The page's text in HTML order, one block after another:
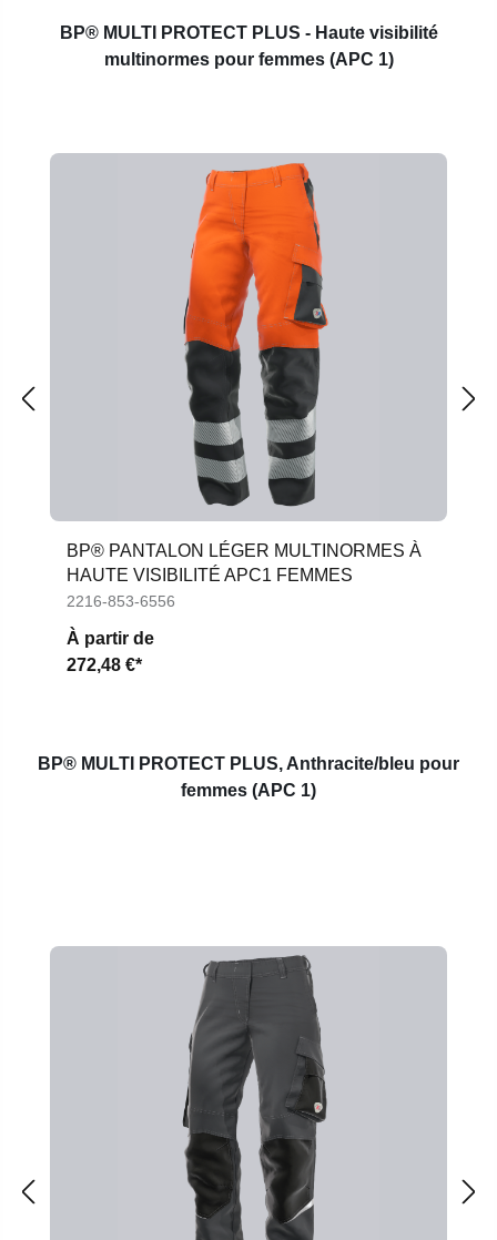
BP® MULTI PROTECT PLUS - Haute visibilité
multinormes pour femmes (APC 1)
BP® PANTALON LÉGER MULTINORMES À
HAUTE VISIBILITÉ APC1 FEMMES
2216-853-6556
À partir de
272,48 €*
BP® MULTI PROTECT PLUS, Anthracite/bleu pour
femmes (APC 1)